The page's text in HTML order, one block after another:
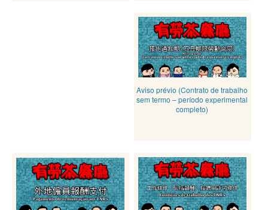
Aviso prévio (Contrato de trabalho
sem termo – período experimental
completo)